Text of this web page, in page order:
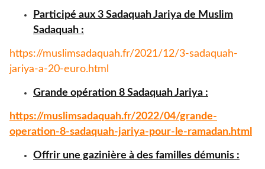
Participé aux 3 Sadaquah Jariya de Muslim
Sadaquah :
https://muslimsadaquah.fr/2021/12/3-sadaquah-
jariya-a-20-euro.html
Grande opération 8 Sadaquah Jariya :
https://muslimsadaquah.fr/2022/04/grande-
operation-8-sadaquah-jariya-pour-le-ramadan.html
Offrir une gazinière à des familles démunis :